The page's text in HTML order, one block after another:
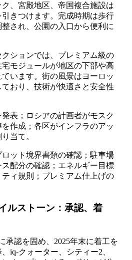
、宮殿地区、帝国複合施設は
きつけます。完成時期は歩行
され、公園の入口から便利に
ションでは、プレミアム級の
モジュールが地区の下部や高
います。街の風景はヨーロッ
おり、技術が快適さと安全性
表；ロシアの計画者がモスク
作成；各区がインフラのアッ
当て。
ット境界書類の確認；駐車場
配分の確認；エネルギー目標
ィ規則；プレミアム仕上げの
ルストーン：承認、着
承認を固め、2025年末に着工を
iq-クォーター、シティー2、